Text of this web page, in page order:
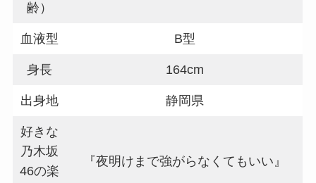
齢）
血液型 B型
身長 164cm
出身地 静岡県
好きな
乃木坂
46の楽
『夜明けまで強がらなくてもいい』